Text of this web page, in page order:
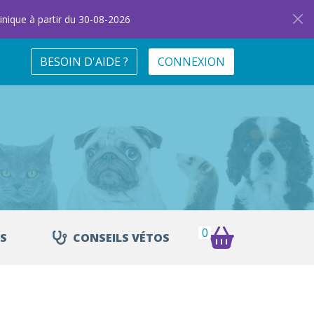
à partir du 30-08-2026
BESOIN D'AIDE ? CONNEXION
CONSEILS VÉTOS 0